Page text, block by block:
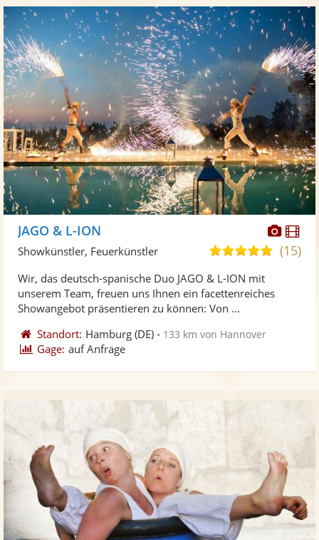
JAGO & L-ION
5,0(15)
Showkünstler, Feuerkünstler
Wir, das deutsch-spanische Duo JAGO & L-ION mit
unserem Team, freuen uns Ihnen ein facettenreiches
Showangebot präsentieren zu können: Von ...
Standort: Hamburg (DE) - 133 km von Hannover
Gage: auf Anfrage